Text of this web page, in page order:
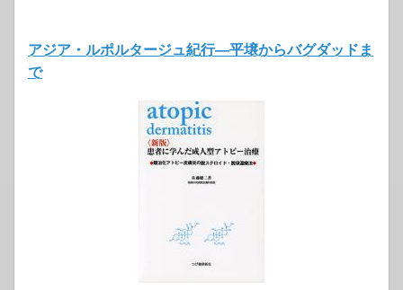
アジア・ルポルタージュ紀行―平壌からバグダッドま
で